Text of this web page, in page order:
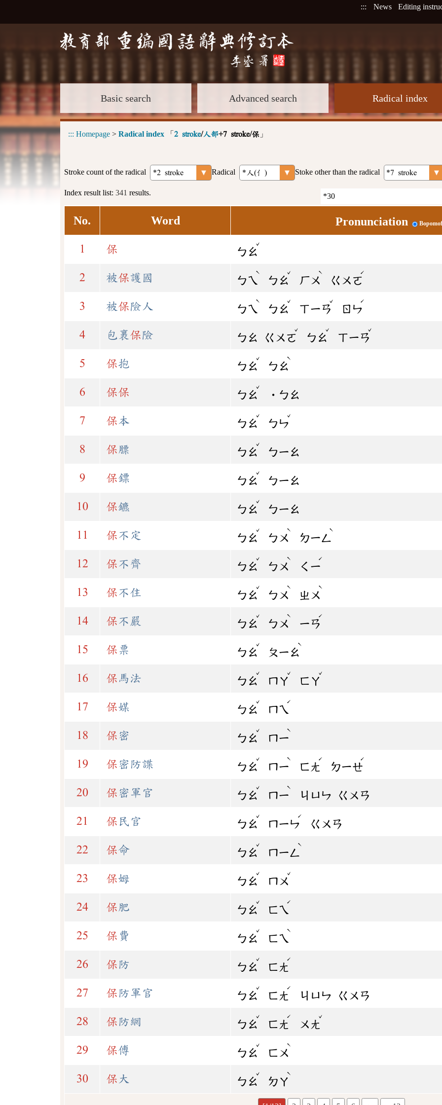
::: News Editing
Basic search Advanced search Radical index
::: Homepage > Radical index 「 2 stroke/人部+7 stroke/保 」
Stroke count of the radical Radical Stoke other than the radical
Index result list: 341 results.
No. Word Pronunciation
1 保 ㄅㄠ
ˇ
2 被保護國 ㄅㄟ
ˋ
ㄅㄠ
ˇ
ㄏㄨ
ˋ
ㄍㄨㄛ
ˊ
3 被保險人 ㄅㄟ
ˋ
ㄅㄠ
ˇ
ㄒㄧㄢ
ˇ
ㄖㄣ
ˊ
4 包裹 保險 ㄅㄠ ㄍㄨㄛ
ˇ
ㄅㄠ
ˇ
ㄒㄧㄢ
ˇ
5 保抱 ㄅㄠ
ˇ
ㄅㄠ
ˋ
6 保保 ㄅㄠ
ˇ
˙ㄅㄠ
7 保本 ㄅㄠ
ˇ
ㄅㄣ
ˇ
8 保膘 ㄅㄠ
ˇ
ㄅㄧㄠ
9 保鏢 ㄅㄠ
ˇ
ㄅㄧㄠ
10 保鑣 ㄅㄠ
ˇ
ㄅㄧㄠ
11 保不定 ㄅㄠ
ˇ
ㄅㄨ
ˋ
ㄉㄧㄥ
ˋ
12 保不齊 ㄅㄠ
ˇ
ㄅㄨ
ˋ
ㄑㄧ
ˊ
13 保不住 ㄅㄠ
ˇ
ㄅㄨ
ˋ
ㄓㄨ
ˋ
14 保不嚴 ㄅㄠ
ˇ
ㄅㄨ
ˋ
ㄧㄢ
ˊ
15 保 票 ㄅㄠ
ˇ
ㄆㄧㄠ
ˋ
16 保 馬法 ㄅㄠ
ˇ
ㄇㄚ
ˇ
ㄈㄚ
ˇ
17 保媒 ㄅㄠ
ˇ
ㄇㄟ
ˊ
18 保 密 ㄅㄠ
ˇ
ㄇㄧ
ˋ
19 保 密防諜 ㄅㄠ
ˇ
ㄇㄧ
ˋ
ㄈㄤ
ˊ
ㄉㄧㄝ
ˊ
20 保 密軍官 ㄅㄠ
ˇ
ㄇㄧ
ˋ
ㄐㄩㄣ ㄍㄨㄢ
21 保 民官 ㄅㄠ
ˇ
ㄇㄧㄣ
ˊ
ㄍㄨㄢ
22 保命 ㄅㄠ
ˇ
ㄇㄧㄥ
ˋ
23 保姆 ㄅㄠ
ˇ
ㄇㄨ
ˇ
24 保肥 ㄅㄠ
ˇ
ㄈㄟ
ˊ
25 保 費 ㄅㄠ
ˇ
ㄈㄟ
ˋ
26 保 防 ㄅㄠ
ˇ
ㄈㄤ
ˊ
27 保 防軍官 ㄅㄠ
ˇ
ㄈㄤ
ˊ
ㄐㄩㄣ ㄍㄨㄢ
28 保 防網 ㄅㄠ
ˇ
ㄈㄤ
ˊ
ㄨㄤ
ˇ
29 保傅 ㄅㄠ
ˇ
ㄈㄨ
ˋ
30 保 大 ㄅㄠ
ˇ
ㄉㄚ
ˋ